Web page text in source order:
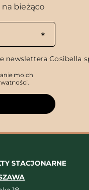
na bieżąco
newslettera Cosibella
moich
.
STACJONARNE